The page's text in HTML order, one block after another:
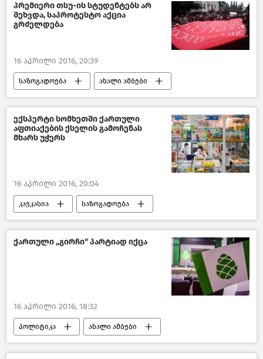
პრემიერი თსუ-ის სტუდენტებს არ
შეხვდა, საპროტესტო აქცია
გრძელდება
16 აპრილი 2016, 20:39
საზოგადოება ახალი ამბები
საქართველო
ექსპერტი სომხეთში ქართული
აფთიაქების ქსელის გამოჩენას
მხარს უჭერს
16 აპრილი 2016, 20:04
კავკასია საზოგადოება
ახალი ამბები საქართველო
ქართული „გირჩი“ პარტიად იქცა
16 აპრილი 2016, 18:32
პოლიტიკა ახალი ამბები
საქართველო